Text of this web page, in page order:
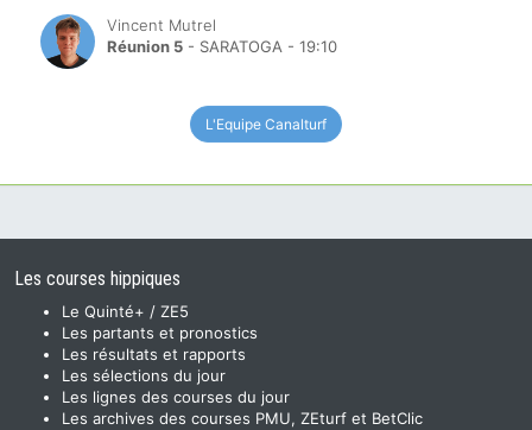
Vincent Mutrel
Réunion 5 - SARATOGA - 19:10
L'Equipe Canalturf
Les courses hippiques
Le Quinté+ / ZE5
Les partants et pronostics
Les résultats et rapports
Les sélections du jour
Les lignes des courses du jour
Les archives des courses PMU, ZEturf et BetClic